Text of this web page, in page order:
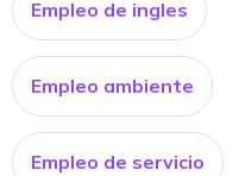
Empleo de ingles
Empleo ambiente
Empleo de servicio